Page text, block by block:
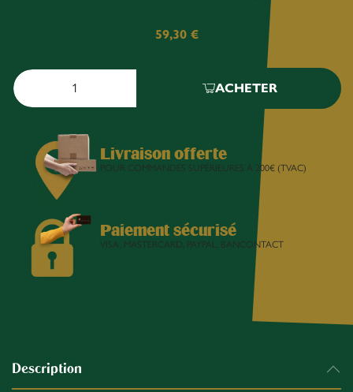
59,30 €
ACHETER
Livraison offerte
POUR COMMANDES SUPÉRIEURES À 200€ (TVAC)
Paiement sécurisé
VISA, MASTERCARD, PAYPAL, BANCONTACT
Description